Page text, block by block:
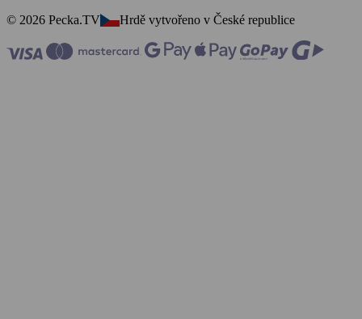
© 2026 Pecka.TV
Hrdě vytvořeno v České republice